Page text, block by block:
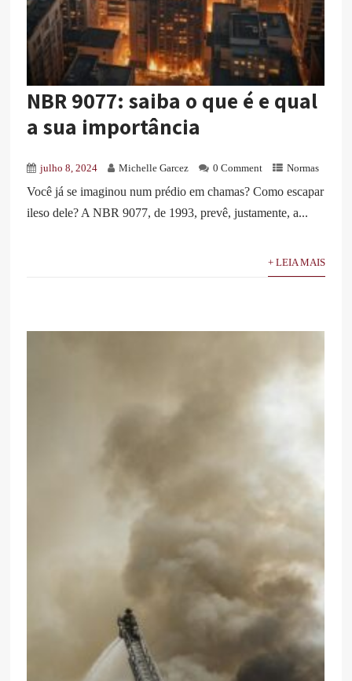
NBR 9077: saiba o que é e qual
a sua importância
julho 8, 2024 Michelle Garcez 0 Comment Normas
Você já se imaginou num prédio em chamas? Como escapar
ileso dele? A NBR 9077, de 1993, prevê, justamente, a...
+ LEIA MAIS